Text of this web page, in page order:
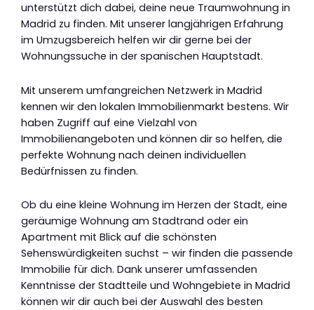
unterstützt dich dabei, deine neue Traumwohnung in
Madrid zu finden. Mit unserer langjährigen Erfahrung
im Umzugsbereich helfen wir dir gerne bei der
Wohnungssuche in der spanischen Hauptstadt.
Mit unserem umfangreichen Netzwerk in Madrid
kennen wir den lokalen Immobilienmarkt bestens. Wir
haben Zugriff auf eine Vielzahl von
Immobilienangeboten und können dir so helfen, die
perfekte Wohnung nach deinen individuellen
Bedürfnissen zu finden.
Ob du eine kleine Wohnung im Herzen der Stadt, eine
geräumige Wohnung am Stadtrand oder ein
Apartment mit Blick auf die schönsten
Sehenswürdigkeiten suchst – wir finden die passende
Immobilie für dich. Dank unserer umfassenden
Kenntnisse der Stadtteile und Wohngebiete in Madrid
können wir dir auch bei der Auswahl des besten